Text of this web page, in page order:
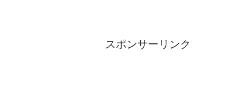
スポンサーリンク